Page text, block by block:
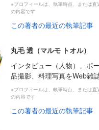
※プロフィールは、執筆時点、または
の内容です
この著者の最近の執筆記事
丸毛 透（マルモ トオル）
インタビュー（人物）、ポ
品撮影、料理写真をWeb雑
※プロフィールは、執筆時点、または
の内容です
この著者の最近の執筆記事